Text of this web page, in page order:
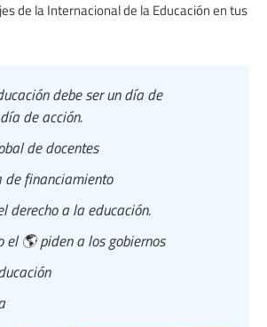
de la Internacional de la Educación en tus
debe ser un día de
de acción.
de docentes
financiamiento
derecho a la educación.
el 🌎 piden a los gobiernos